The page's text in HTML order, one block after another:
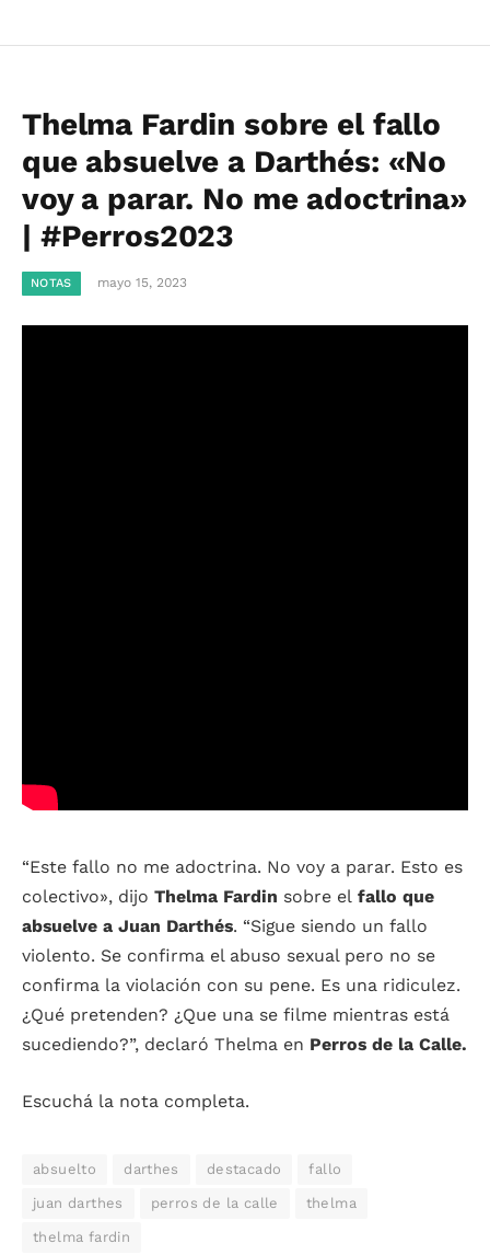
Thelma Fardin sobre el fallo
que absuelve a Darthés: «No
voy a parar. No me adoctrina»
| #Perros2023
NOTAS mayo 15, 2023
“Este fallo no me adoctrina. No voy a parar. Esto es
colectivo», dijo Thelma Fardin sobre el fallo que
absuelve a Juan Darthés. “Sigue siendo un fallo
violento. Se confirma el abuso sexual pero no se
confirma la violación con su pene. Es una ridiculez.
¿Qué pretenden? ¿Que una se filme mientras está
sucediendo?”, declaró Thelma en Perros de la Calle.
Escuchá la nota completa.
absuelto darthes destacado fallo
juan darthes perros de la calle thelma
thelma fardin